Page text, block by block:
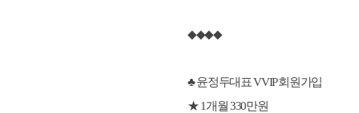
◆◆◆◆
♣ 윤정두대표 VVIP 회원가입
★ 1개월 330만원